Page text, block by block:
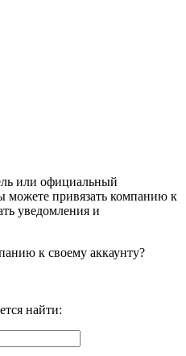
или официальный
можете привязать компанию к
уведомления и
к своему аккаунту?
найти: